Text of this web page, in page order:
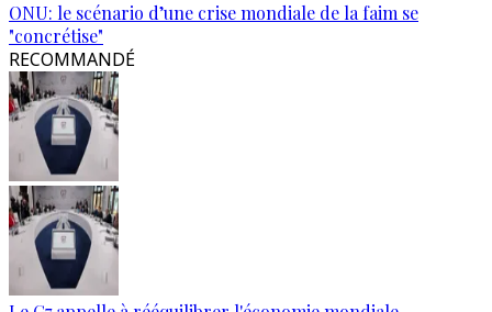
ONU: le scénario d’une crise mondiale de la faim se
"concrétise"
RECOMMANDÉ